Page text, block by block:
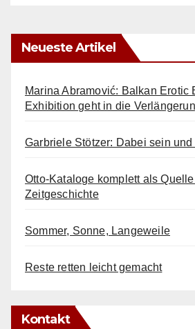
Neueste Artikel
Marina Abramović: Balkan Erotic
Exhibition geht in die
Garbriele Stötzer: Dabei sein
Otto-Kataloge komplett als
Zeitgeschichte
Sommer, Sonne, Langeweile
Reste retten leicht gemacht
Kontakt